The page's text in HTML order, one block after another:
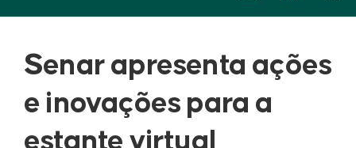
Senar apresenta ações
e inovações para a
estante virtual